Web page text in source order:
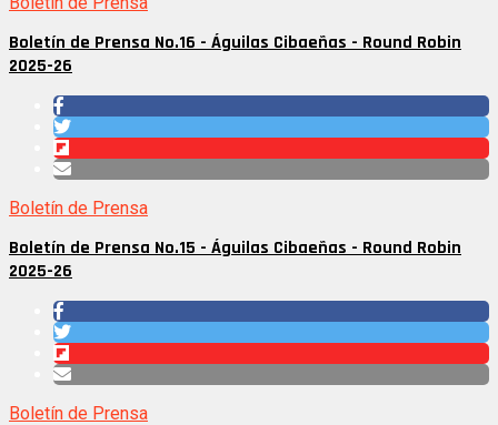
Boletín de Prensa No.16 - Águilas Cibaeñas - Round Robin
2025-26
Boletín de Prensa
Boletín de Prensa No.15 - Águilas Cibaeñas - Round Robin
2025-26
Boletín de Prensa